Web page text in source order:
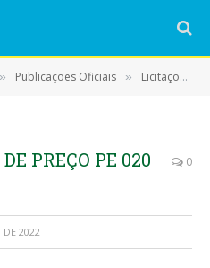
» Publicações Oficiais » Licitações
PREÇO PE 020
0
2022